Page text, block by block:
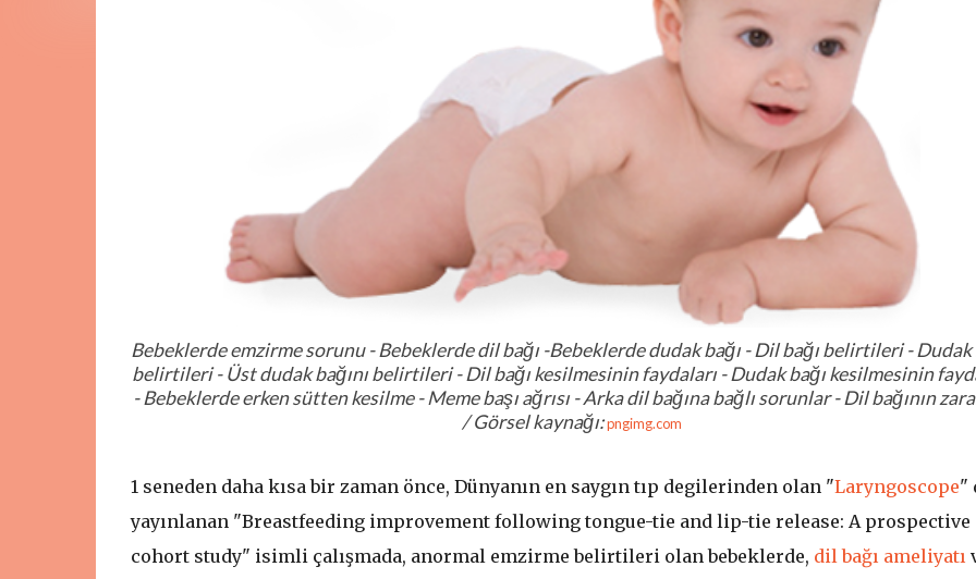
Bebeklerde emzirme sorunu - Bebeklerde dil bağı -Bebeklerde dudak bağı - Dil bağı belirtileri - Dudak
belirtileri - Üst dudak bağını belirtileri - Dil bağı kesilmesinin faydaları - Dudak bağı kesilmesinin
- Bebeklerde erken sütten kesilme - Meme başı ağrısı - Arka dil bağına bağlı sorunlar - Dil bağının
/ Görsel kaynağı:pngimg.com
1 seneden daha kısa bir zaman önce, Dünyanın en saygın tıp degilerinden olan "Laryngoscope"
yayınlanan "Breastfeeding improvement following tongue-tie and lip-tie release: A prospective
cohort study" isimli çalışmada, anormal emzirme belirtileri olan bebeklerde, dil bağı ameliyatı